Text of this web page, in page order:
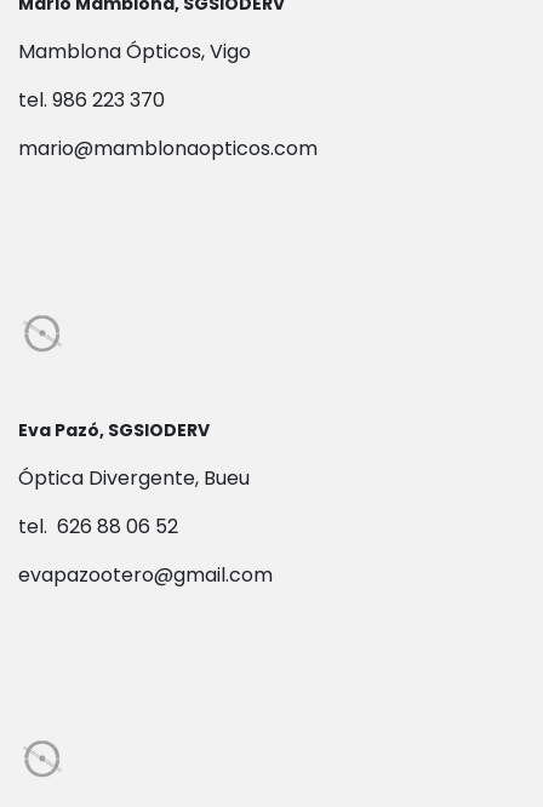
Mamblona Ópticos, Vigo
tel. 986 223 370
mario@mamblonaopticos.com
Eva Pazó, SGSIODERV
Óptica Divergente, Bueu
tel. 626 88 06 52
evapazootero@gmail.com